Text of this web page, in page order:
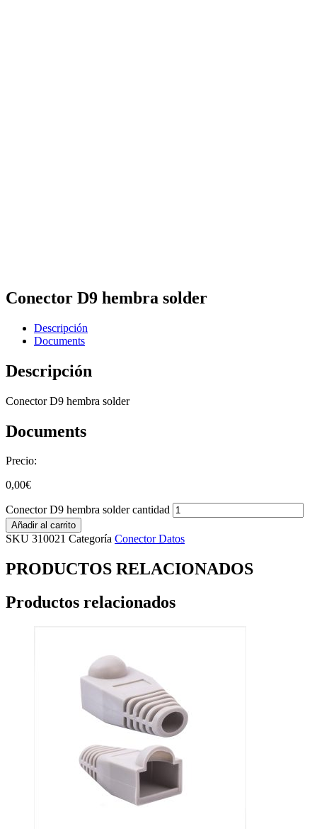
Conector D9 hembra solder
Descripción
Documents
Descripción
Conector D9 hembra solder
Documents
Precio:
0,00€
Conector D9 hembra solder cantidad
Añadir al carrito
SKU 310021 Categoría Conector Datos
PRODUCTOS RELACIONADOS
Productos relacionados